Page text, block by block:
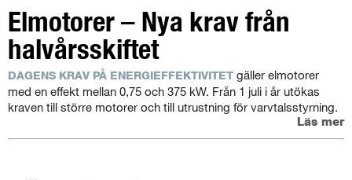
Elmotorer – Nya krav från
halvårsskiftet
DAGENS KRAV PÅ ENERGIEFFEKTIVITET gäller elmotorer
med en effekt mellan 0,75 och 375 kW. Från 1 juli i år utökas
kraven till större motorer och till utrustning för varvtalsstyrning.
Läs mer